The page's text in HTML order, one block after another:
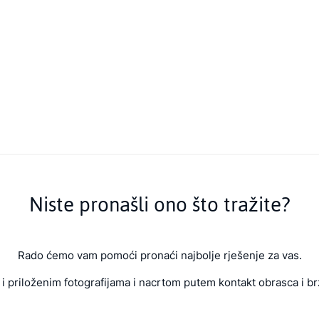
Niste pronašli ono što tražite?
Rado ćemo vam pomoći pronaći najbolje rješenje za vas.
priloženim fotografijama i nacrtom putem kontakt obrasca i